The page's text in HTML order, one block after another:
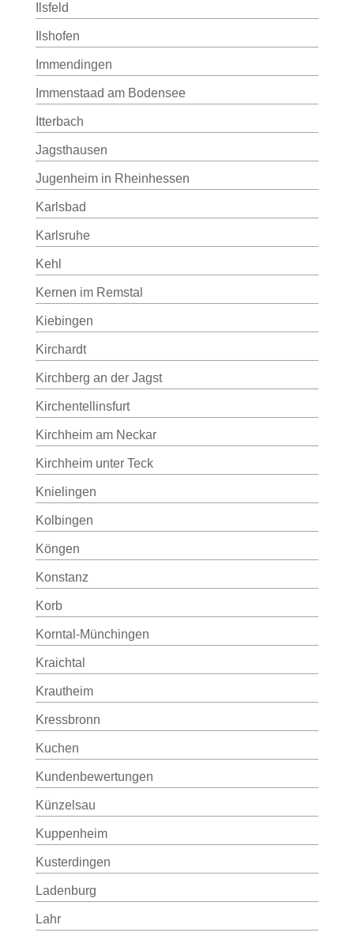
Ilsfeld
Ilshofen
Immendingen
Immenstaad am Bodensee
Itterbach
Jagsthausen
Jugenheim in Rheinhessen
Karlsbad
Karlsruhe
Kehl
Kernen im Remstal
Kiebingen
Kirchardt
Kirchberg an der Jagst
Kirchentellinsfurt
Kirchheim am Neckar
Kirchheim unter Teck
Knielingen
Kolbingen
Köngen
Konstanz
Korb
Korntal-Münchingen
Kraichtal
Krautheim
Kressbronn
Kuchen
Kundenbewertungen
Künzelsau
Kuppenheim
Kusterdingen
Ladenburg
Lahr